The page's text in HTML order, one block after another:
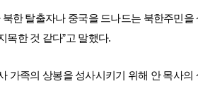
북한 탈출자나 중국을 드나드는 북한주민
목한 것 같다”고 말했다.
가족의 상봉을 성사시키기 위해 안 목사